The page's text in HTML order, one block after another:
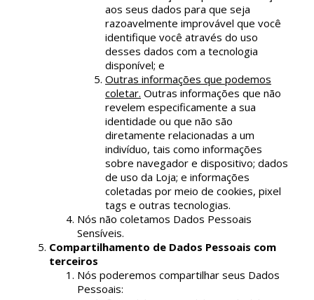
aos seus dados para que seja
razoavelmente improvável que você
identifique você através do uso
desses dados com a tecnologia
disponível; e
Outras informações que podemos
coletar. Outras informações que não
revelem especificamente a sua
identidade ou que não são
diretamente relacionadas a um
indivíduo, tais como informações
sobre navegador e dispositivo; dados
de uso da Loja; e informações
coletadas por meio de cookies, pixel
tags e outras tecnologias.
Nós não coletamos Dados Pessoais
Sensíveis.
Compartilhamento de Dados Pessoais com
terceiros
Nós poderemos compartilhar seus Dados
Pessoais: